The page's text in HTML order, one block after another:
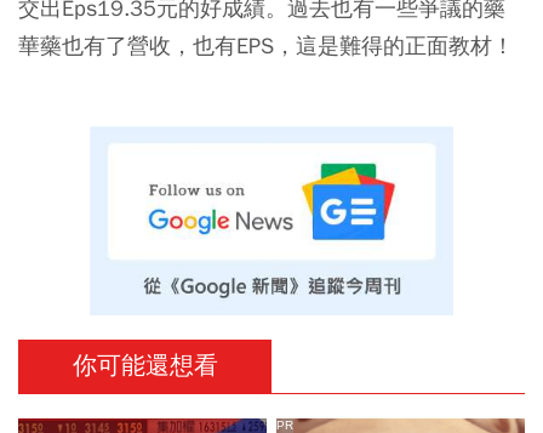
交出Eps19.35元的好成績。過去也有一些爭議的藥
華藥也有了營收，也有EPS，這是難得的正面教材！
你可能還想看
PR